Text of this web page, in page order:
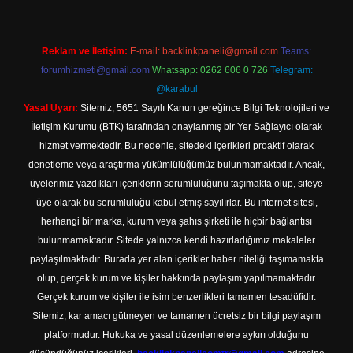
Reklam ve İletişim: E-mail: backlinkpaneli@gmail.com Teams:
forumhizmeti@gmail.com Whatsapp: 0262 606 0 726 Telegram:
@karabul
Yasal Uyarı: Sitemiz, 5651 Sayılı Kanun gereğince Bilgi Teknolojileri ve
İletişim Kurumu (BTK) tarafından onaylanmış bir Yer Sağlayıcı olarak
hizmet vermektedir. Bu nedenle, sitedeki içerikleri proaktif olarak
denetleme veya araştırma yükümlülüğümüz bulunmamaktadır. Ancak,
üyelerimiz yazdıkları içeriklerin sorumluluğunu taşımakta olup, siteye
üye olarak bu sorumluluğu kabul etmiş sayılırlar. Bu internet sitesi,
herhangi bir marka, kurum veya şahıs şirketi ile hiçbir bağlantısı
bulunmamaktadır. Sitede yalnızca kendi hazırladığımız makaleler
paylaşılmaktadır. Burada yer alan içerikler haber niteliği taşımamakta
olup, gerçek kurum ve kişiler hakkında paylaşım yapılmamaktadır.
Gerçek kurum ve kişiler ile isim benzerlikleri tamamen tesadüfidir.
Sitemiz, kar amacı gütmeyen ve tamamen ücretsiz bir bilgi paylaşım
platformudur. Hukuka ve yasal düzenlemelere aykırı olduğunu